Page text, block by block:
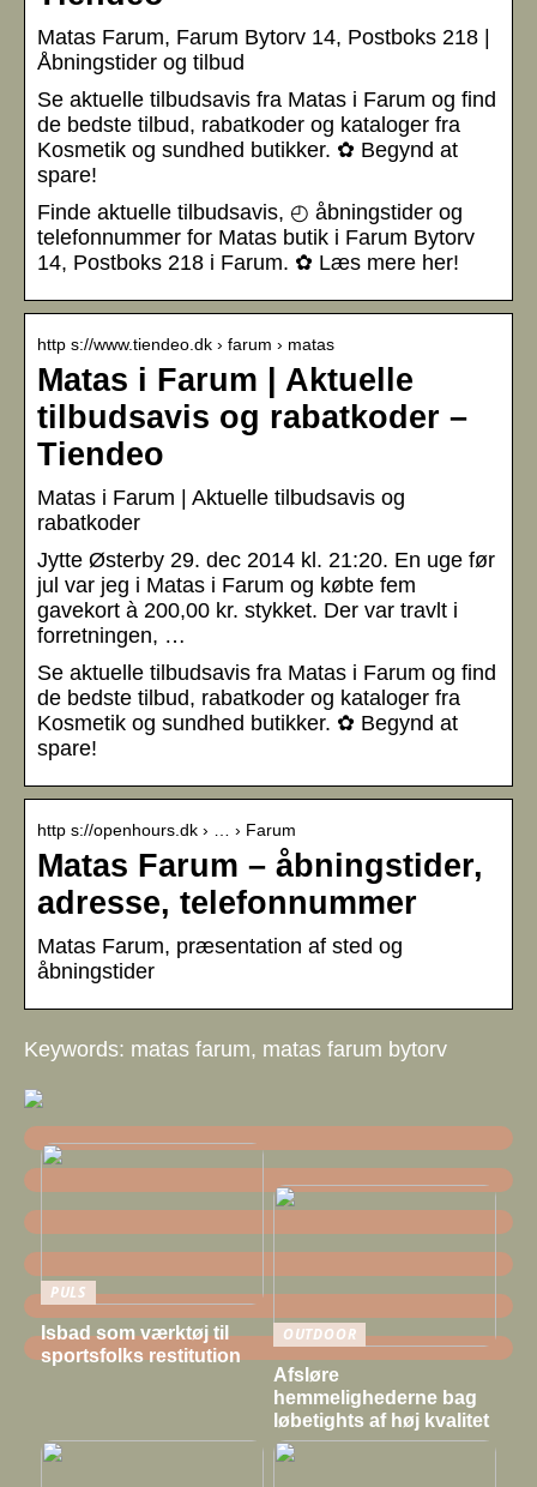
Matas Farum, Farum Bytorv 14, Postboks 218 |
Åbningstider og tilbud
Se aktuelle tilbudsavis fra Matas i Farum og find
de bedste tilbud, rabatkoder og kataloger fra
Kosmetik og sundhed butikker. ✿ Begynd at
spare!
Finde aktuelle tilbudsavis, ◴ åbningstider og
telefonnummer for Matas butik i Farum Bytorv
14, Postboks 218 i Farum. ✿ Læs mere her!
http s://www.tiendeo.dk › farum › matas
Matas i Farum | Aktuelle
tilbudsavis og rabatkoder –
Tiendeo
Matas i Farum | Aktuelle tilbudsavis og
rabatkoder
Jytte Østerby 29. dec 2014 kl. 21:20. En uge før
jul var jeg i Matas i Farum og købte fem
gavekort à 200,00 kr. stykket. Der var travlt i
forretningen, …
Se aktuelle tilbudsavis fra Matas i Farum og find
de bedste tilbud, rabatkoder og kataloger fra
Kosmetik og sundhed butikker. ✿ Begynd at
spare!
http s://openhours.dk › … › Farum
Matas Farum – åbningstider,
adresse, telefonnummer
Matas Farum, præsentation af sted og
åbningstider
Keywords: matas farum, matas farum bytorv
PULS
Isbad som værktøj til
sportsfolks restitution
OUTDOOR
Afsløre
hemmelighederne bag
løbetights af høj kvalitet